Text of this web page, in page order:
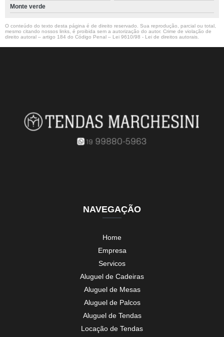
Monte verde
O conteúdo do texto desta página é de direito reservado. Sua reprodução, parcial ou total,
mesmo citando nossos links, é proibida sem a autorização do autor. Crime de violação de
direito autoral – artigo 184 do Código Penal – Lei 9610/98 - Lei de direitos autorais
NAVEGAÇÃO
Home
Empresa
Servicos
Aluguel de Cadeiras
Aluguel de Mesas
Aluguel de Palcos
Aluguel de Tendas
Locação de Tendas